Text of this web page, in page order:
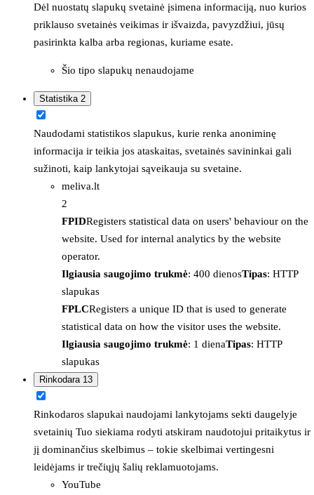
Dėl nuostatų slapukų svetainė įsimena informaciją, nuo kurios
priklauso svetainės veikimas ir išvaizda, pavyzdžiui, jūsų
pasirinkta kalba arba regionas, kuriame esate.
Šio tipo slapukų nenaudojame
Statistika 2
Naudodami statistikos slapukus, kurie renka anoniminę
informacija ir teikia jos ataskaitas, svetainės savininkai gali
sužinoti, kaip lankytojai sąveikauja su svetaine.
meliva.lt
2
FPIDRegisters statistical data on users' behaviour on the
website. Used for internal analytics by the website
operator.
Ilgiausia saugojimo trukmė: 400 dienosTipas: HTTP
slapukas
FPLCRegisters a unique ID that is used to generate
statistical data on how the visitor uses the website.
Ilgiausia saugojimo trukmė: 1 dienaTipas: HTTP
slapukas
Rinkodara 13
Rinkodaros slapukai naudojami lankytojams sekti daugelyje
svetainių Tuo siekiama rodyti atskiram naudotojui pritaikytus ir
jį dominančius skelbimus – tokie skelbimai vertingesni
leidėjams ir trečiųjų šalių reklamuotojams.
YouTube